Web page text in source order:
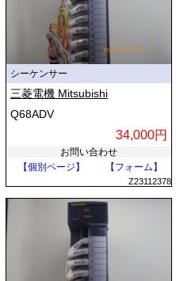
シーケンサー
三菱電機 Mitsubishi
Q68ADV
34,000円
お問い合わせ
【個別ページ】
【フォーム】
Z23112378